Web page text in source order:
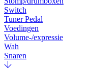
Switch
Tuner Pedal
Voedingen
Volume-/expressie
Wah
Snaren